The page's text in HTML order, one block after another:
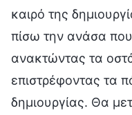
καιρό της
πίσω την ανάσα
ανακτώντας τα
επιστρέφοντας τα
δημιουργίας. Θα